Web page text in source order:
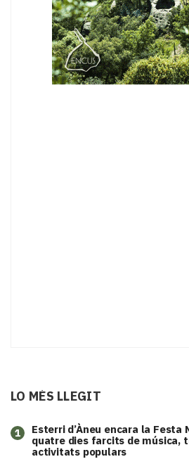
LO MÉS LLEGIT
1
Esterri d’Àneu encara la Festa
quatre dies farcits de música,
activitats populars